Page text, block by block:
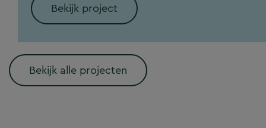
Bekijk project
Bekijk alle projecten